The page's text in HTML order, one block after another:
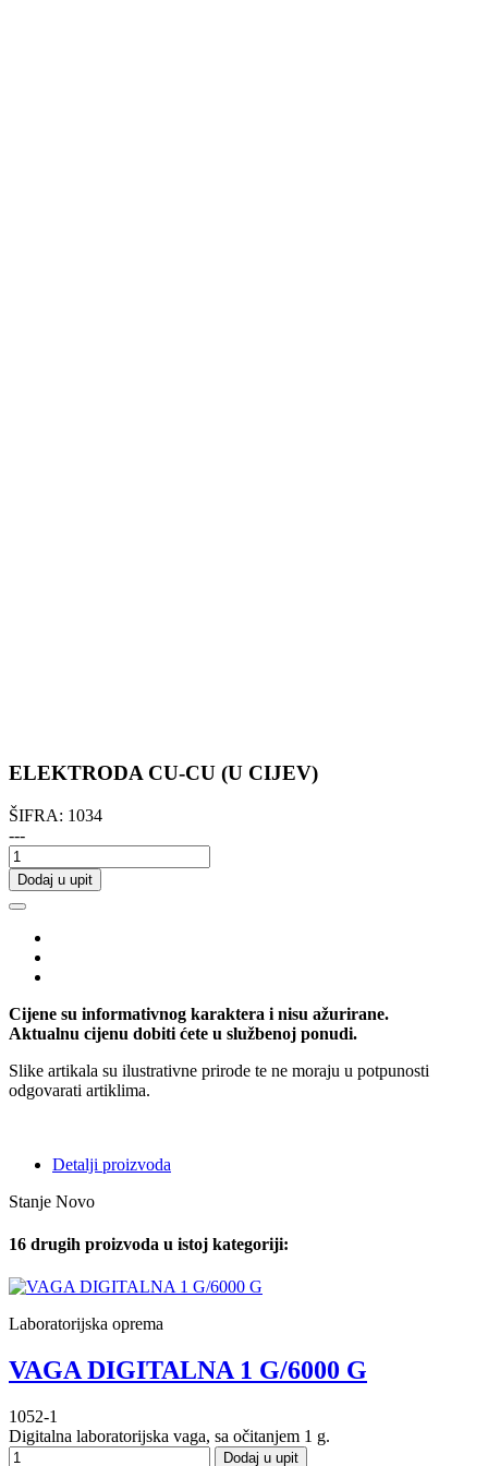
ELEKTRODA CU-CU (U CIJEV)
ŠIFRA: 1034
---
Dodaj u upit
Cijene su informativnog karaktera i nisu ažurirane.
Aktualnu cijenu dobiti ćete u službenoj ponudi.
Slike artikala su ilustrativne prirode te ne moraju u potpunosti
odgovarati artiklima.
Detalji proizvoda
Stanje Novo
16 drugih proizvoda u istoj kategoriji:
Laboratorijska oprema
VAGA DIGITALNA 1 G/6000 G
1052-1
Digitalna laboratorijska vaga, sa očitanjem 1 g.
Dodaj u upit